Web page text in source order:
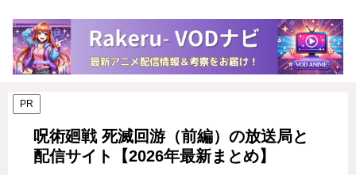
PR
呪術廻戦 死滅回游（前編）の放送局と
配信サイト【2026年最新まとめ】